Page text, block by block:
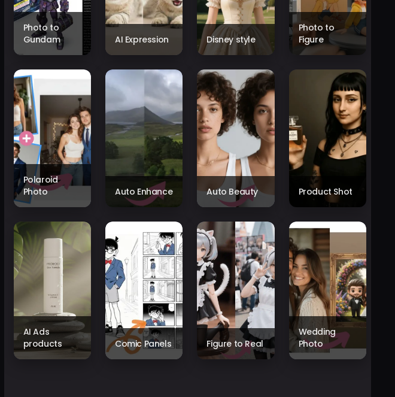
Photo to
Gundam
AI Expression Disney style
Photo to
Figure
Polaroid
Photo
Auto Enhance Auto Beauty Product Shot
AI Ads
products
Comic Panels Figure to Real
Wedding
Photo